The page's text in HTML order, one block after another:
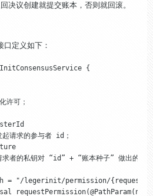
决议创建就提交账本，否则就回滚。
定义如下：
{